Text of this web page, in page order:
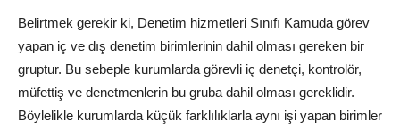
Belirtmek gerekir ki, Denetim hizmetleri Sınıfı Kamuda görev
yapan iç ve dış denetim birimlerinin dahil olması gereken bir
gruptur. Bu sebeple kurumlarda görevli iç denetçi, kontrolör,
müfettiş ve denetmenlerin bu gruba dahil olması gereklidir.
Böylelikle kurumlarda küçük farklılıklarla aynı işi yapan birimler